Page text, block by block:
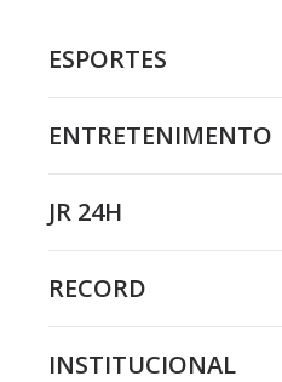
ESPORTES
ENTRETENIMENTO
JR 24H
RECORD
INSTITUCIONAL